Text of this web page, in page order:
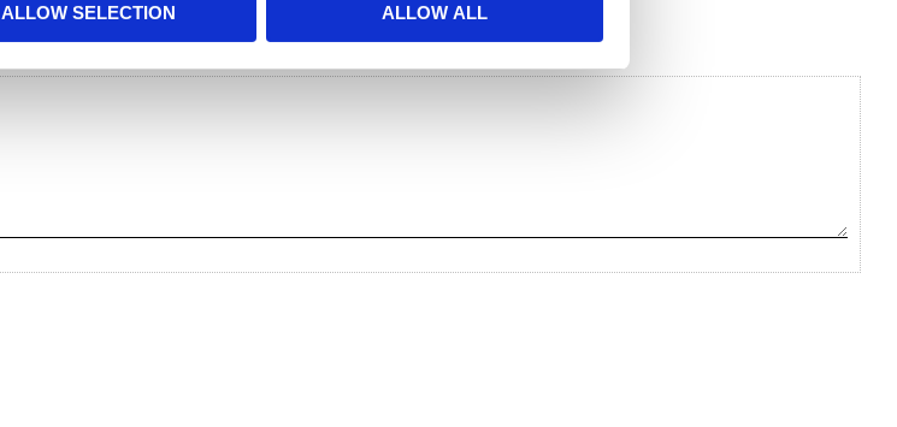
ALLOW SELECTION ALLOW ALL